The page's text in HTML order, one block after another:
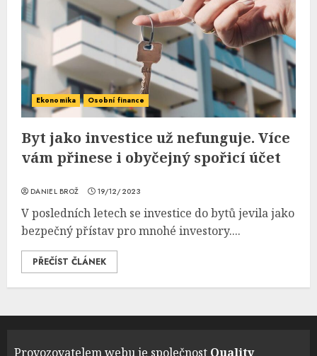
Ekonomika Osobní finance
Byt jako investice už nefunguje. Více
vám přinese i obyčejný spořicí účet
DANIEL BROŽ 19/12/2023
V posledních letech se investice do bytů jevila jako
bezpečný přístav pro mnohé investory....
PŘEČÍST ČLÁNEK
Provozovatelem webu je společnost Quality